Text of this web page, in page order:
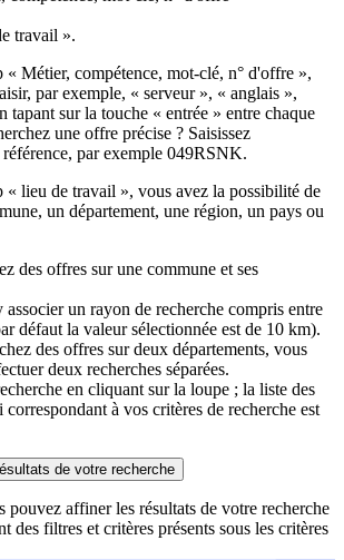
travail ».
« Métier, compétence, mot-clé, n° d'offre »,
par exemple, « serveur », « anglais »,
tapant sur la touche « entrée » entre chaque
une offre précise ? Saisissez
référence, par exemple 049RSNK.
« lieu de travail », vous avez la possibilité de
un département, une région, un pays ou
des offres sur une commune et ses
associer un rayon de recherche compris entre
défaut la valeur sélectionnée est de 10 km).
des offres sur deux départements, vous
deux recherches séparées.
en cliquant sur la loupe ; la liste des
à vos critères de recherche est
de votre recherche
pouvez affiner les résultats de votre recherche
des filtres et critères présents sous les critères